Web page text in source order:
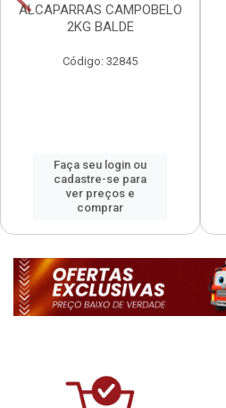
ALCAPARRAS CAMPOBELO
2KG BALDE
Código: 32845
Faça seu login ou
cadastre-se para
ver preços e
comprar